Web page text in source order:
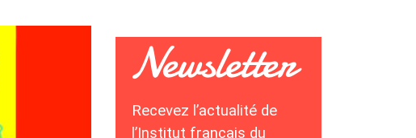
Recevez l’actualité de
l’Institut français du